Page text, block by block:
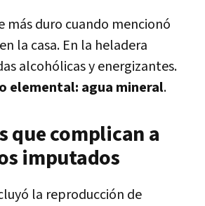
más duro cuando mencionó
la casa. En la heladera
alcohólicas y energizantes.
elemental: agua mineral.
que complican a
imputados
la reproducción de